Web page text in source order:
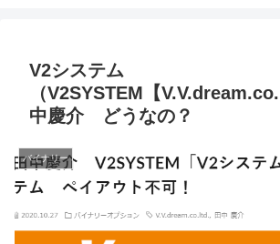
V2システム
（V2SYSTEM【
中慶介 どうなの？
バイナリー